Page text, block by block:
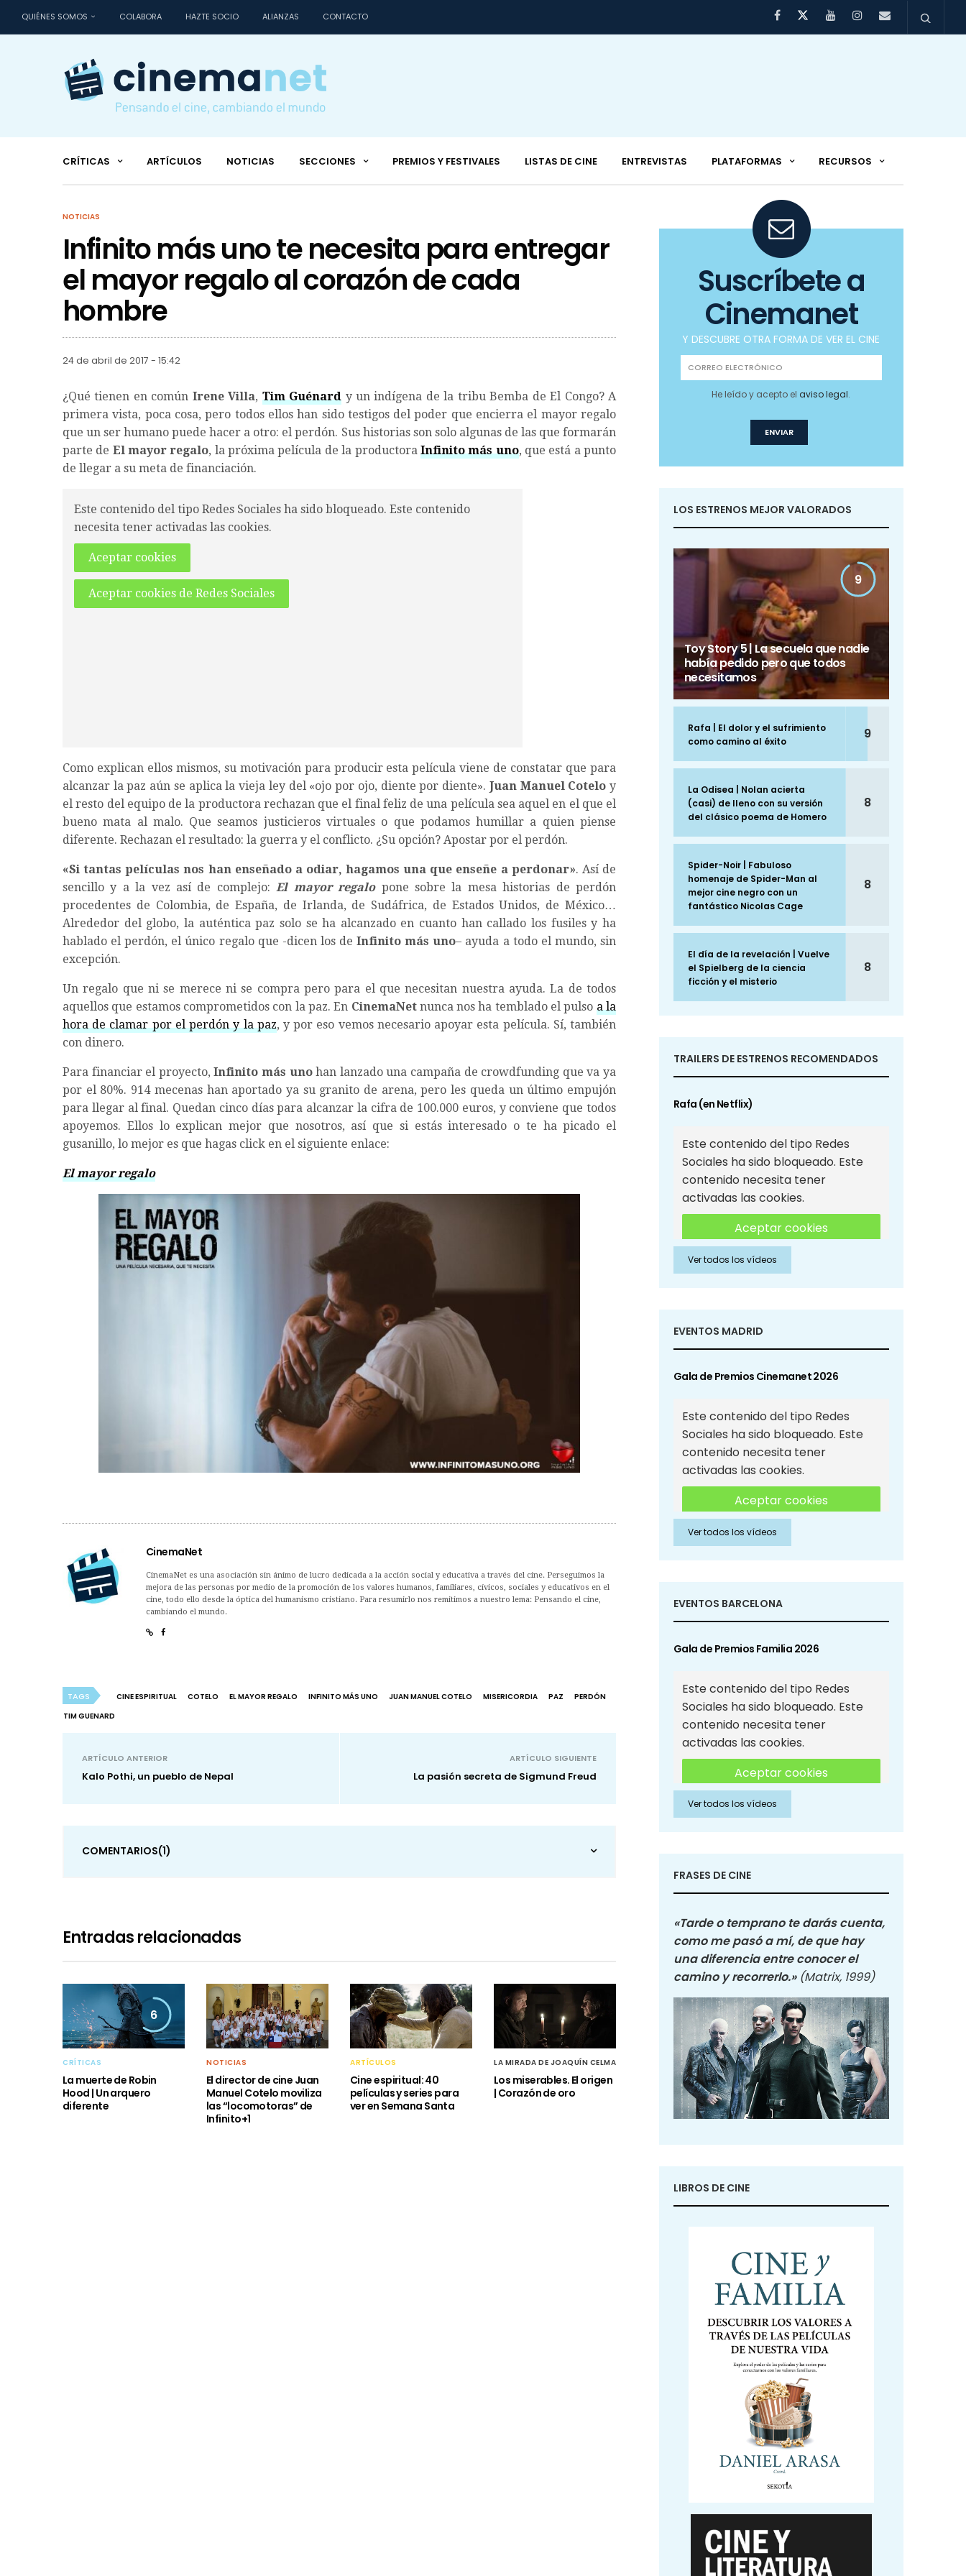
QUIÉNES SOMOS COLABORA HAZTE SOCIO ALIANZAS CONTACTO
CRÍTICAS ARTÍCULOS NOTICIAS SECCIONES PREMIOS Y FESTIVALES LISTAS DE CINE ENTREVISTAS PLATAFORMAS RECURSOS
NOTICIAS
Infinito más uno te necesita para entregar
el mayor regalo al corazón de cada
hombre
24 de abril de 2017 - 15:42
¿Qué tienen en común Irene Villa, Tim Guénard y un indígena de la tribu Bemba de El Congo? A
primera vista, poca cosa, pero todos ellos han sido testigos del poder que encierra el mayor regalo
que un ser humano puede hacer a otro: el perdón. Sus historias son solo algunas de las que formarán
parte de El mayor regalo, la próxima película de la productora Infinito más uno, que está a punto
de llegar a su meta de financiación.
Este contenido del tipo Redes Sociales ha sido bloqueado. Este contenido
necesita tener activadas las cookies.
Aceptar cookies
Aceptar cookies de Redes Sociales
Como explican ellos mismos, su motivación para producir esta película viene de constatar que para
alcanzar la paz aún se aplica la vieja ley del «ojo por ojo, diente por diente». Juan Manuel Cotelo y
el resto del equipo de la productora rechazan que el final feliz de una película sea aquel en el que el
bueno mata al malo. Que seamos justicieros virtuales o que podamos humillar a quien piense
diferente. Rechazan el resultado: la guerra y el conflicto. ¿Su opción? Apostar por el perdón.
«Si tantas películas nos han enseñado a odiar, hagamos una que enseñe a perdonar». Así de
sencillo y a la vez así de complejo:El mayor regalopone sobre la mesa historias de perdón
procedentes de Colombia, de España, de Irlanda, de Sudáfrica, de Estados Unidos, de México…
Alrededor del globo, la auténtica paz solo se ha alcanzado en cuanto han callado los fusiles y ha
hablado el perdón, el único regalo que -dicen los deInfinito más uno– ayuda a todo el mundo, sin
excepción.
Un regalo que ni se merece ni se compra pero para el que necesitan nuestra ayuda. La de todos
aquellos que estamos comprometidos con la paz. En CinemaNetnunca nos ha temblado el pulso a la
hora de clamar por el perdón y la paz, y por eso vemos necesario apoyar esta película. Sí, también
con dinero.
Para financiar el proyecto,Infinito más unohan lanzado una campaña de crowdfunding que va ya
por el 80%. 914 mecenas han aportado ya su granito de arena, pero les queda un último empujón
para llegar al final. Quedan cinco días para alcanzar la cifra de 100.000 euros, y conviene que todos
apoyemos. Ellos lo explican mejor que nosotros, así que si estás interesado o te ha picado el
gusanillo, lo mejor es que hagas click en el siguiente enlace:
El mayor regalo
CinemaNet
CinemaNet es una asociación sin ánimo de lucro dedicada a la acción social y educativa a través del cine. Perseguimos la
mejora de las personas por medio de la promoción de los valores humanos, familiares, cívicos, sociales y educativos en el
cine, todo ello desde la óptica del humanismo cristiano. Para resumirlo nos remitimos a nuestro lema: Pensando el cine,
cambiando el mundo.
TAGS CINE ESPIRITUAL COTELO EL MAYOR REGALO INFINITO MÁS UNO JUAN MANUEL COTELO MISERICORDIA PAZ
PERDÓN
TIM GUENARD
ARTÍCULO ANTERIOR
Kalo Pothi, un pueblo de Nepal
ARTÍCULO SIGUIENTE
La pasión secreta de Sigmund Freud
COMENTARIOS(1)
Entradas relacionadas
6
CRÍTICAS
La muerte de Robin
Hood | Un arquero
diferente
NOTICIAS
El director de cine Juan
Manuel Cotelo moviliza
las “locomotoras” de
Infinito+1
ARTÍCULOS
Cine espiritual: 40
películas y series para
ver en Semana Santa
LA MIRADA DE JOAQUÍN CELMA
Los miserables. El origen
| Corazón de oro
Suscríbete a
Cinemanet
Y DESCUBRE OTRA FORMA DE VER EL CINE
He leído y acepto elaviso legal.
LOS ESTRENOS MEJOR VALORADOS
9
Toy Story 5 | La secuela que nadie
había pedido pero que todos
necesitamos
Rafa | El dolor y el sufrimiento
como camino al éxito
9
La Odisea | Nolan acierta
(casi) de lleno con su versión
del clásico poema de Homero
8
Spider-Noir | Fabuloso
homenaje de Spider-Man al
mejor cine negro con un
fantástico Nicolas Cage
8
El día de la revelación | Vuelve
el Spielberg de la ciencia
ficción y el misterio
8
TRAILERS DE ESTRENOS RECOMENDADOS
Rafa (en Netflix)
Este contenido del tipo Redes
Sociales ha sido bloqueado. Este
contenido necesita tener
activadas las cookies.
Aceptar cookies
Aceptar cookies de Redes
Sociales
Ver todos los vídeos
EVENTOS MADRID
Gala de Premios Cinemanet 2026
Este contenido del tipo Redes
Sociales ha sido bloqueado. Este
contenido necesita tener
activadas las cookies.
Aceptar cookies
Aceptar cookies de Redes
Sociales
Ver todos los vídeos
EVENTOS BARCELONA
Gala de Premios Familia 2026
Este contenido del tipo Redes
Sociales ha sido bloqueado. Este
contenido necesita tener
activadas las cookies.
Aceptar cookies
Aceptar cookies de Redes
Sociales
Ver todos los vídeos
FRASES DE CINE
«Tarde o temprano te darás cuenta,
como me pasó a mí, de que hay
una diferencia entre conocer el
camino y recorrerlo.» (Matrix, 1999)
LIBROS DE CINE